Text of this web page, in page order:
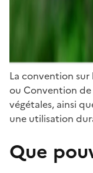
La convention
ou Convention
végétales, ainsi
une utilisation
Que